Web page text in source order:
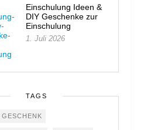
Einschulung Ideen &
DIY Geschenke zur
Einschulung
1. Juli 2026
TAGS